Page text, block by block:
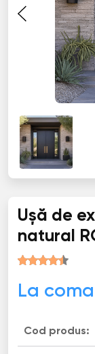
Ușă de
natural
La
Cod produs: